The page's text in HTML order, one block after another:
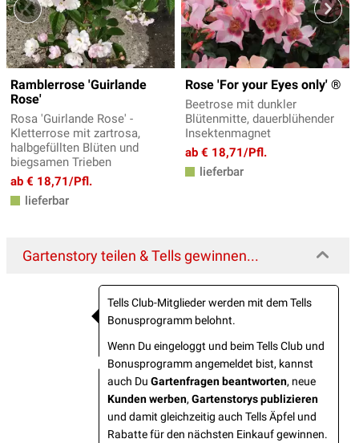
Ramblerrose 'Guirlande
Rose'
Rosa 'Guirlande Rose' -
Kletterrose mit zartrosa,
halbgefüllten Blüten und
biegsamen Trieben
ab € 18,71/Pfl.
lieferbar
Rose 'For your Eyes only' ®
Beetrose mit dunkler
Blütenmitte, dauerblühender
Insektenmagnet
ab € 18,71/Pfl.
lieferbar
Gartenstory teilen & Tells gewinnen...
Tells Club-Mitglieder werden mit dem Tells
Bonusprogramm belohnt.
Wenn Du eingeloggt und beim Tells Club und
Bonusprogramm angemeldet bist, kannst
auch Du Gartenfragen beantworten, neue
Kunden werben, Gartenstorys publizieren
und damit gleichzeitig auch Tells Äpfel und
Rabatte für den nächsten Einkauf gewinnen.